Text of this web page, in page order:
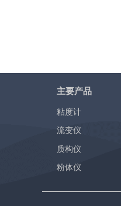
主要产品
粘度计
流变仪
质构仪
粉体仪